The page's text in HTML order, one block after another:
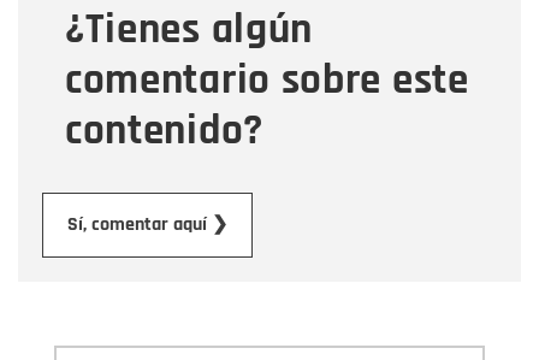
¿Tienes algún
comentario sobre este
contenido?
Sí, comentar aquí ❯
Mensaje